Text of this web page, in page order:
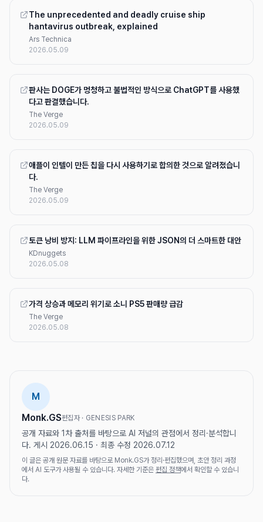
The unprecedented and deadly cruise ship
hantavirus outbreak, explained
Ars Technica
2026.05.09
판사는 DOGE가 멍청하고 불법적인 방식으로 ChatGPT를 사용했
다고 판결했습니다.
The Verge
2026.05.09
애플이 인텔이 만든 칩을 다시 사용하기로 합의한 것으로 알려졌습니
다.
The Verge
2026.05.09
토큰 낭비 방지: LLM 파이프라인을 위한 JSON의 더 스마트한 대안
KDnuggets
2026.05.08
가격 상승과 메모리 위기로 소니 PS5 판매량 급감
The Verge
2026.05.08
M
Monk.GS편집자 · GENESIS PARK
공개 자료와 1차 출처를 바탕으로 AI 저널의 관점에서 정리·분석합니
다. 게시 2026.06.15 · 최종 수정 2026.07.12
이 글은 공개 원문 자료를 바탕으로 Monk.GS가 정리·편집했으며, 초안 정리 과정
에서 AI 도구가 사용될 수 있습니다. 자세한 기준은 편집 정책에서 확인할 수 있습니
다.